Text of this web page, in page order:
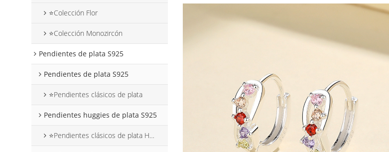
⭐Colección Flor
⭐Colección Monozircón
Pendientes de plata S925
Pendientes de plata S925
⭐Pendientes clásicos de plata
Pendientes huggies de plata S925
⭐Pendientes clásicos de plata Huggies